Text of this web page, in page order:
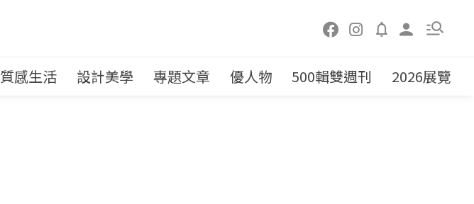
質感生活 設計美學 專題文章 優人物 500輯雙週刊 2026展覽